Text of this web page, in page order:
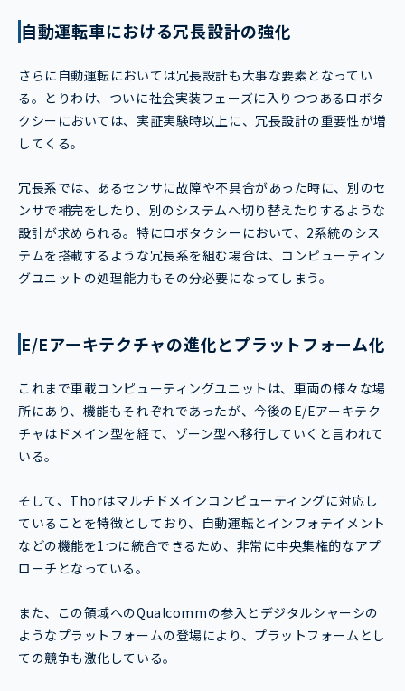
自動運転車における冗長設計の強化
さらに自動運転においては冗長設計も大事な要素となってい
る。とりわけ、ついに社会実装フェーズに入りつつあるロボタ
クシーにおいては、実証実験時以上に、冗長設計の重要性が増
してくる。
冗長系では、あるセンサに故障や不具合があった時に、別のセ
ンサで補完をしたり、別のシステムへ切り替えたりするような
設計が求められる。特にロボタクシーにおいて、2系統のシス
テムを搭載するような冗長系を組む場合は、コンピューティン
グユニットの処理能力もその分必要になってしまう。
E/Eアーキテクチャの進化とプラットフォーム化
これまで車載コンピューティングユニットは、車両の様々な場
所にあり、機能もそれぞれであったが、今後のE/Eアーキテク
チャはドメイン型を経て、ゾーン型へ移行していくと言われて
いる。
そして、Thorはマルチドメインコンピューティングに対応し
ていることを特徴としており、自動運転とインフォテイメント
などの機能を1つに統合できるため、非常に中央集権的なアプ
ローチとなっている。
また、この領域へのQualcommの参入とデジタルシャーシの
ようなプラットフォームの登場により、プラットフォームとし
ての競争も激化している。